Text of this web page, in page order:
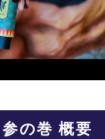
参の巻 概要